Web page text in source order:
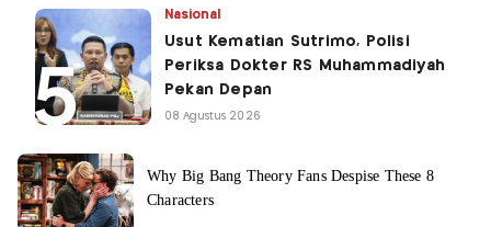
Nasional
Usut Kematian Sutrimo, Polisi
Periksa Dokter RS Muhammadiyah
Pekan Depan
08 Agustus 2026